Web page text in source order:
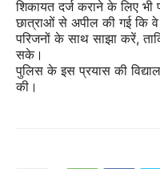
शिकायत दर्ज कराने के लिए
छात्राओं से अपील की गई कि वे
परिजनों के साथ साझा करें,
सके।
पुलिस के इस प्रयास की
की।